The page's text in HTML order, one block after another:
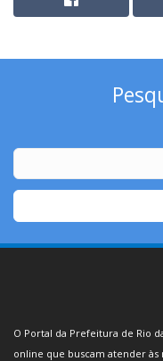
O Portal da Prefeitura de Rio
online que buscam atender às